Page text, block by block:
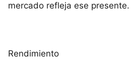
mercado refleja ese presente.
Rendimiento